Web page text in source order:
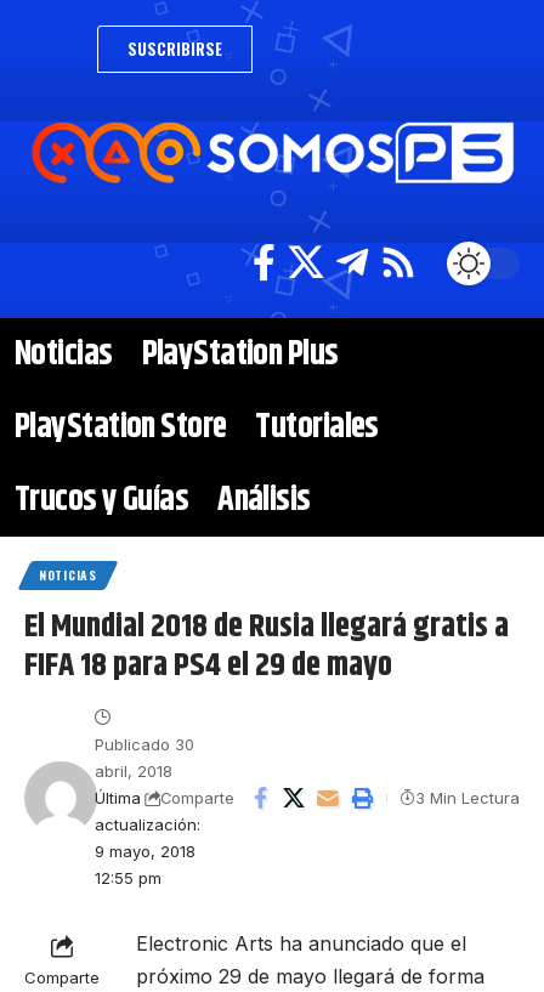
SUSCRIBIRSE
Noticias
PlayStation Plus
PlayStation Store Tutoriales
Trucos y Guías Análisis
NOTICIAS
El Mundial 2018 de Rusia llegará gratis a
FIFA 18 para PS4 el 29 de mayo
Última
actualización:
9 mayo, 2018
12:55 pm
Publicado 30
abril, 2018
Comparte 3 Min Lectura
Comparte
Electronic Arts ha anunciado que el
próximo 29 de mayo llegará de forma